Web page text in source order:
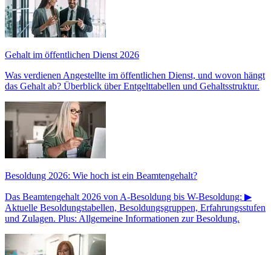
Gehalt im öffentlichen Dienst 2026
Was verdienen Angestellte im öffentlichen Dienst, und wovon hängt
das Gehalt ab? Überblick über Entgelttabellen und Gehaltsstruktur.
Besoldung 2026: Wie hoch ist ein Beamtengehalt?
Das Beamtengehalt 2026 von A-Besoldung bis W-Besoldung: ▶
Aktuelle Besoldungstabellen, Besoldungsgruppen, Erfahrungsstufen
und Zulagen. Plus: Allgemeine Informationen zur Besoldung.